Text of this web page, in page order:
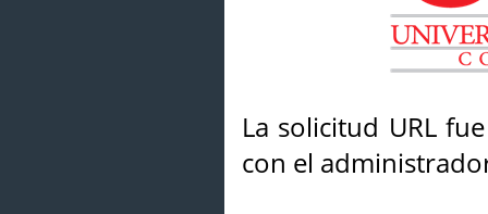
La solicitud URL
con el